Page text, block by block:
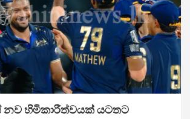
නව හිමිකාරීත්වයක් යටතට